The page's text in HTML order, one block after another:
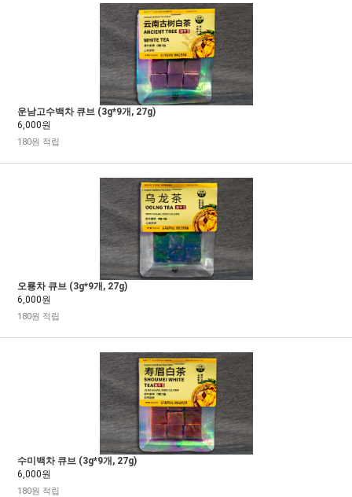
운남고수백차 큐브 (3g*9개, 27g)
6,000원
180원 적립
오룡차 큐브 (3g*9개, 27g)
6,000원
180원 적립
수미백차 큐브 (3g*9개, 27g)
6,000원
180원 적립